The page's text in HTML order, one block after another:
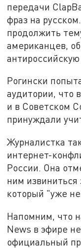
передачи
фраз на
продолжить
американцев,
Рогински
аудитории, что
и в Советском
принуждали
Журналистка
интернет-
России. Она
ним извиниться
который "уже
Напомним, что
News в эфире
официальный